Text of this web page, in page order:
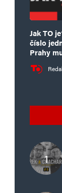
Jak TO
číslo
Prahy